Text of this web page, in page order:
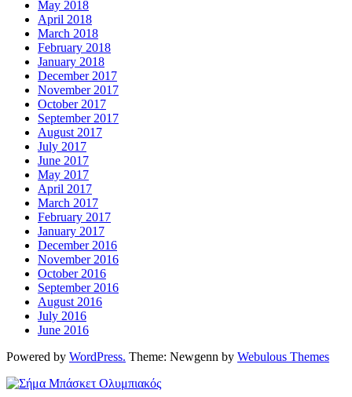
May 2018
April 2018
March 2018
February 2018
January 2018
December 2017
November 2017
October 2017
September 2017
August 2017
July 2017
June 2017
May 2017
April 2017
March 2017
February 2017
January 2017
December 2016
November 2016
October 2016
September 2016
August 2016
July 2016
June 2016
Powered by WordPress. Theme: Newgenn by Webulous Themes